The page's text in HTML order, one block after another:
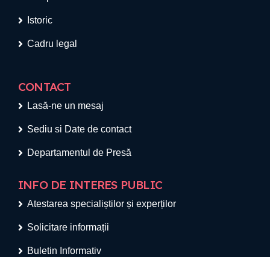
Istoric
Cadru legal
CONTACT
Lasă-ne un mesaj
Sediu si Date de contact
Departamentul de Presă
INFO DE INTERES PUBLIC
Atestarea specialiștilor și experților
Solicitare informații
Buletin Informativ